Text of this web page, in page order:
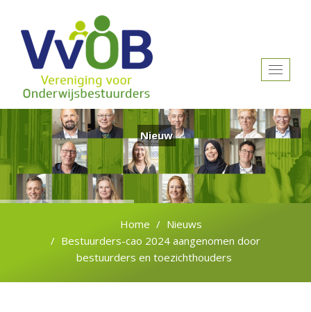
Toggle
Nieuw
Home
Nieuws
Bestuurders-cao 2024 aangenomen door
bestuurders en toezichthouders